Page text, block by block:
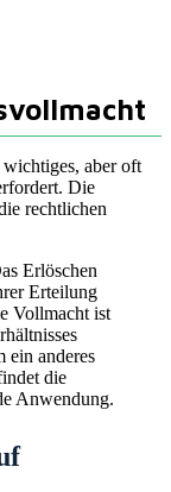
aber oft
Die
rechtlichen
Erlöschen
Erteilung
Vollmacht ist
ein anderes
die
Anwendung.